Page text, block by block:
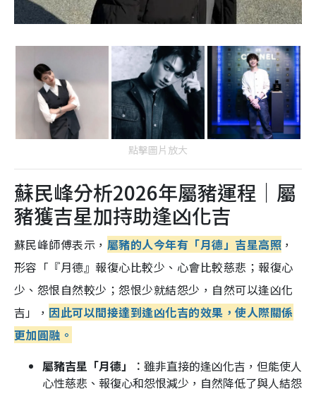
點擊圖片放大
蘇民峰分析2026年屬豬運程｜屬
豬獲吉星加持助逢凶化吉
蘇民峰師傅表示， 屬豬的人今年有「月德」吉星高照 ，
形容「『月德』報復心比較少、心會比較慈悲；報復心
少、怨恨自然較少；怨恨少就結怨少，自然可以逢凶化
吉」， 因此可以間接達到逢凶化吉的效果，使人際關係
更加圓融。
屬豬吉星「月德」︰ 雖非直接的逢凶化吉，但能使人
心性慈悲、報復心和怨恨減少，自然降低了與人結怨